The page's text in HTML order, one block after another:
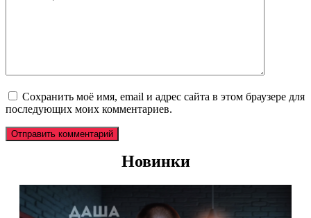
Сохранить моё имя, email и адрес сайта в этом браузере для
последующих моих комментариев.
Новинки